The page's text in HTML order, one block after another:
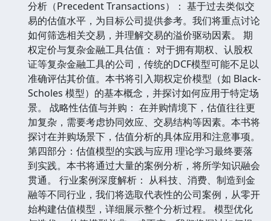
分析（Precedent Transactions）： 基于过去类似交
易的估值水平，为目标公司提供参考。我们将重点讨论
如何筛选相关交易，并理解交易的溢价驱动因素。 期
权定价与复杂金融工具估值： 对于拥有期权、认股权
证等复杂金融工具的公司，传统的DCF模型可能不足以
准确评估其价值。本书将引入期权定价模型（如 Black-
Scholes 模型）的基本概念，并探讨如何应用于特定场
景。 战略性估值与并购： 在并购情境下，估值往往更
加复杂，需要考虑协同效应、交易结构等因素。本书将
探讨在并购场景下，估值分析的具体应用和注意事项。
第四部分：估值模型的实践与应用 理论学习最终要落
到实践。本书将通过大量的案例分析，将所学知识融会
贯通。 行业案例深度解析： 从科技、消费、制造到金
融等不同行业，我们将选取代表性的公司案例，从零开
始构建估值模型，详细展示整个分析过程。 模型优化